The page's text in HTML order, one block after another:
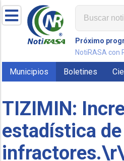
Próximo
NotiRASA con
Municipios Boletines
TIZIMIN:
estadística